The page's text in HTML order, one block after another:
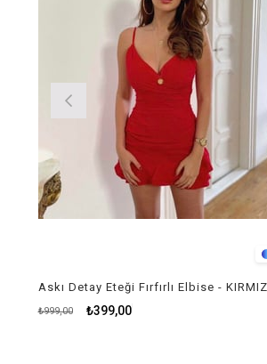
Askı Detay Eteği Fırfırlı Elbise -
₺399,00
₺999,00